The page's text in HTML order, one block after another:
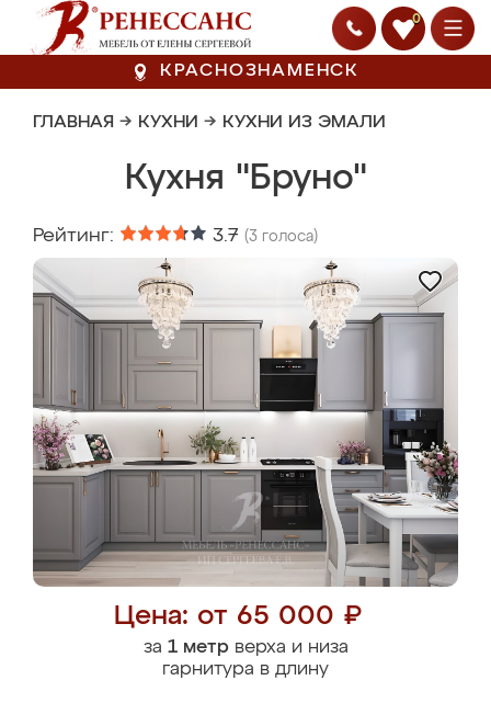
0
КРАСНОЗНАМЕНСК
ГЛАВНАЯ → КУХНИ → КУХНИ ИЗ ЭМАЛИ
Кухня "Бруно"
Рейтинг: 3.7 (3 голоса)
Цена: от 65 000 ₽
за 1 метрверха и низа
гарнитура в длину